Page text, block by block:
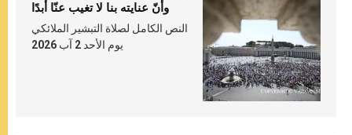
وأنّ عنايته بنا لا تغيب عنّا أبدًا
النص الكامل لصلاة التبشير الملائكي
يوم الأحد 2 آب 2026